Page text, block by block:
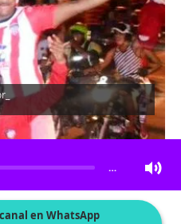
artículo
…
en WhatsApp